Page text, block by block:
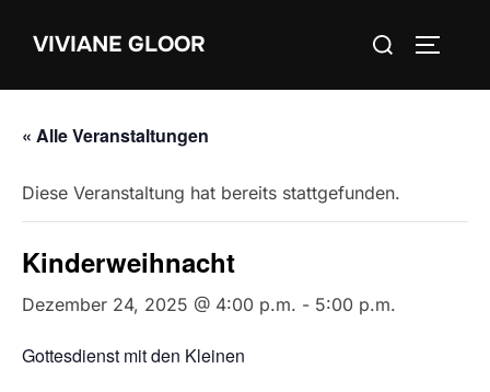
InhaltVIVIANE GLOOR
Suchen
« Alle Veranstaltungen
Diese Veranstaltung hat bereits stattgefunden.
Kinderweihnacht
Dezember 24, 2025 @ 4:00 p.m. - 5:00 p.m.
Gottesdienst mit den Kleinen